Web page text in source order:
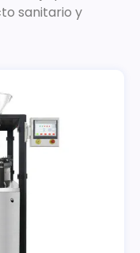
sanitario y